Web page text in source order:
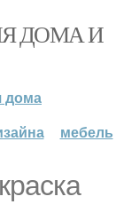
ДОМА И
дома
мебель